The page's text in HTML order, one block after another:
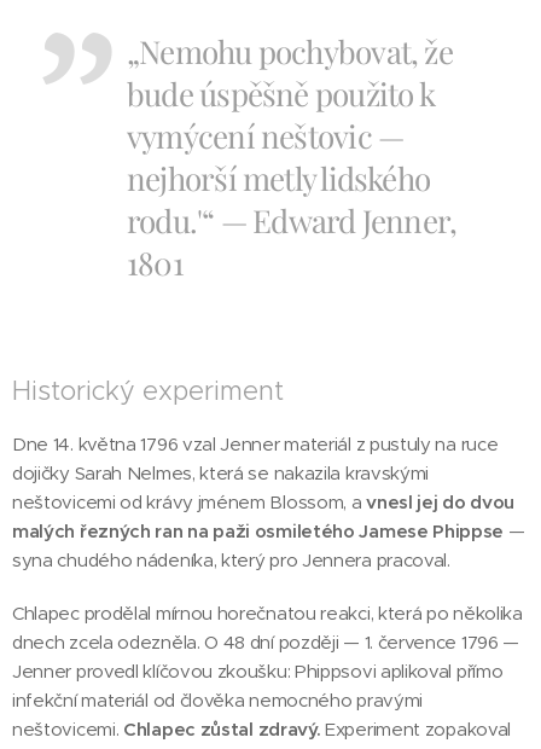
„Nemohu pochybovat, že
bude úspěšně použito k
vymýcení neštovic —
nejhorší metly lidského
rodu.'“ — Edward Jenner,
1801
Historický experiment
Dne 14. května 1796 vzal Jenner materiál z pustuly na ruce
dojičky Sarah Nelmes, která se nakazila kravskými
neštovicemi od krávy jménem Blossom, avnesl jej do dvou
malých řezných ran na paži osmiletého Jamese Phippse —
syna chudého nádeníka, který pro Jennera pracoval.
Chlapec prodělal mírnou horečnatou reakci, která po několika
dnech zcela odezněla. O 48 dní později — 1. července 1796 —
Jenner provedl klíčovou zkoušku: Phippsovi aplikoval přímo
infekční materiál od člověka nemocného pravými
neštovicemi. Chlapec zůstal zdravý. Experiment zopakoval